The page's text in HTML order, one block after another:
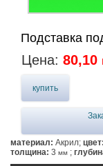
Подставка
Цена: 80,10
купить
материал: Акрил; цвет:
толщина: 3 мм ;